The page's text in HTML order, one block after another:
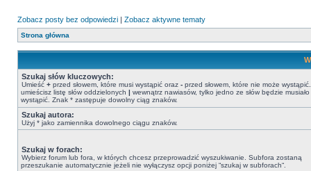
Zobacz posty bez odpowiedzi | Zobacz aktywne tematy
Strona główna
Szukaj słów kluczowych:
Umieść + przed słowem, które musi wystąpić oraz - przed słowem, które nie może
umieścisz listę słów oddzielonych | wewnątrz nawiasów, tylko jedno ze słów będzie musiało
wystąpić. Znak * zastępuje dowolny ciąg znaków.
Szukaj autora:
Użyj * jako zamiennika dowolnego ciągu znaków.
Szukaj w forach:
Wybierz forum lub fora, w których chcesz przeprowadzić wyszukiwanie. Subfora zostaną
przeszukanie automatycznie jeżeli nie wyłączysz opcji poniżej “szukaj w subforach“.